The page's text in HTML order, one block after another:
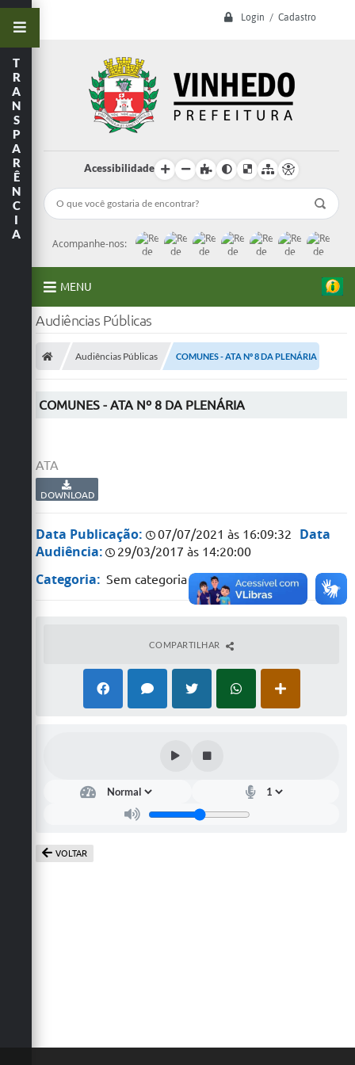
Login / Cadastro
Acessibilidade
Acompanhe-nos:
MENU
A Prefeitura
Secretarias
Concursos e Processos Seletivos
Tributos Online
Cidadão
Normas e Legislação
Convênios Terceiro Setor
Sistema de Protocolo
Fala.BR
T
R
A
N
S
P
A
R
Ê
N
C
I
A
Audiências Públicas
Audiências Públicas COMUNES - ATA Nº 8 DA PLENÁRIA
COMUNES - ATA Nº 8 DA PLENÁRIA
ATA
DOWNLOAD
Data Publicação: 07/07/2021 às 16:09:32
Data
Audiência:
29/03/2017 às 14:20:00
Categoria: Sem categoria
COMPARTILHAR
VOLTAR